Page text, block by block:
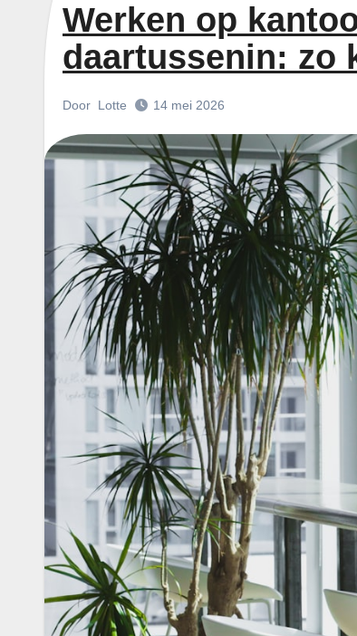
Werken op
daartussenin: zo
Door Lotte 14 mei 2026